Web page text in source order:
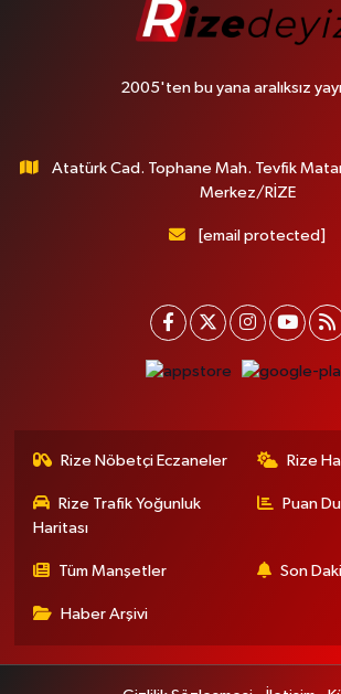
2005'ten bu yana aralıksız
Atatürk Cad. Tophane Mah. Tevfik
Merkez/RİZE
[email protected]
Rize Nöbetçi Eczaneler Rize
Rize Trafik Yoğunluk
Haritası
Puan
Tüm Manşetler Son
Haber Arşivi